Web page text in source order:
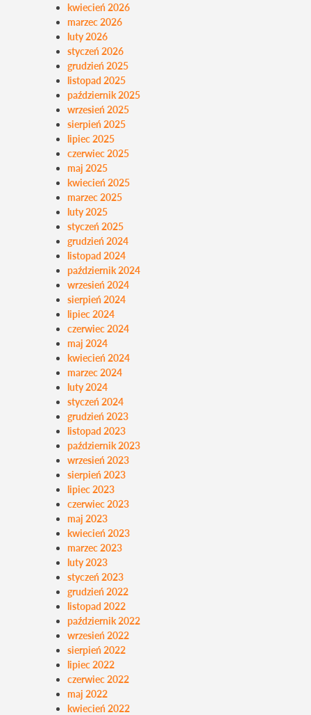
kwiecień 2026
marzec 2026
luty 2026
styczeń 2026
grudzień 2025
listopad 2025
październik 2025
wrzesień 2025
sierpień 2025
lipiec 2025
czerwiec 2025
maj 2025
kwiecień 2025
marzec 2025
luty 2025
styczeń 2025
grudzień 2024
listopad 2024
październik 2024
wrzesień 2024
sierpień 2024
lipiec 2024
czerwiec 2024
maj 2024
kwiecień 2024
marzec 2024
luty 2024
styczeń 2024
grudzień 2023
listopad 2023
październik 2023
wrzesień 2023
sierpień 2023
lipiec 2023
czerwiec 2023
maj 2023
kwiecień 2023
marzec 2023
luty 2023
styczeń 2023
grudzień 2022
listopad 2022
październik 2022
wrzesień 2022
sierpień 2022
lipiec 2022
czerwiec 2022
maj 2022
kwiecień 2022